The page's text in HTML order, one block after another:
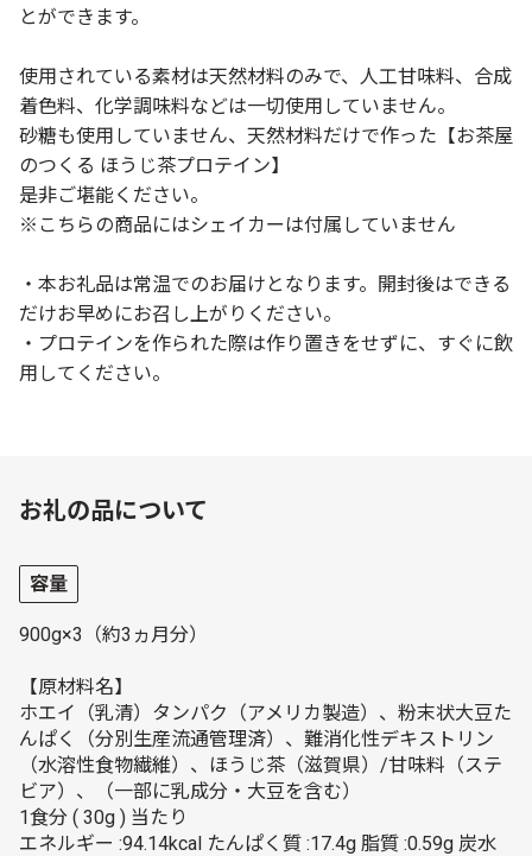
とができます。
使用されている素材は天然材料のみで、人工甘味料、合成
着色料、化学調味料などは一切使用していません。
砂糖も使用していません、天然材料だけで作った【お茶屋
のつくる ほうじ茶プロテイン】
是非ご堪能ください。
※こちらの商品にはシェイカーは付属していません
・本お礼品は常温でのお届けとなります。開封後はできる
だけお早めにお召し上がりください。
・プロテインを作られた際は作り置きをせずに、すぐに飲
用してください。
お礼の品について
容量
900g×3（約3ヵ月分）
【原材料名】
ホエイ（乳清）タンパク（アメリカ製造）、粉末状大豆た
んぱく（分別生産流通管理済）、難消化性デキストリン
（水溶性食物繊維）、ほうじ茶（滋賀県）/甘味料（ステ
ビア）、（一部に乳成分・大豆を含む）
1食分 ( 30g ) 当たり
エネルギー :94.14kcal たんぱく質 :17.4g 脂質 :0.59g 炭水